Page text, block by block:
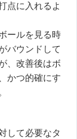
点に入れるよ
ールを見る時
バウンドして
、改善後はボ
かつ的確にす
して必要なタ